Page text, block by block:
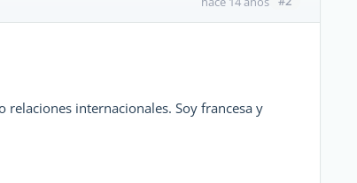
relaciones internacionales. Soy francesa y